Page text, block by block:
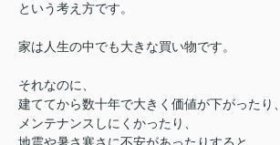
という考え方です。
家は人生の中でも大きな買い物です。
それなのに、
建ててから数十年で大きく価値が下がったり、
メンテナンスしにくかったり、